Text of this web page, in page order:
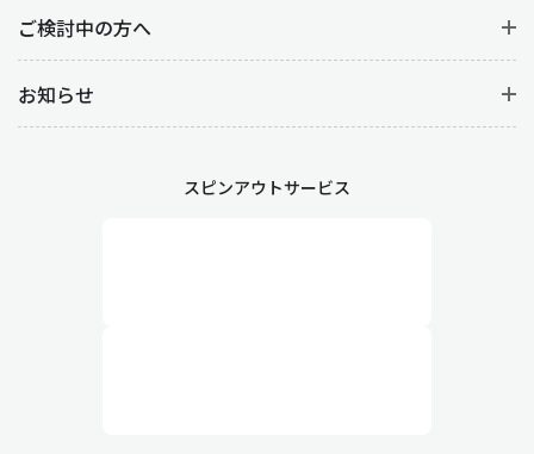
ご検討中の方へ
お知らせ
スピンアウトサービス